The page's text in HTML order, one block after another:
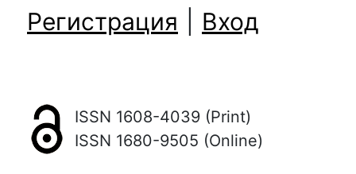
Регистрация Вход
ISSN 1608-4039 (Print)
ISSN 1680-9505 (Online)